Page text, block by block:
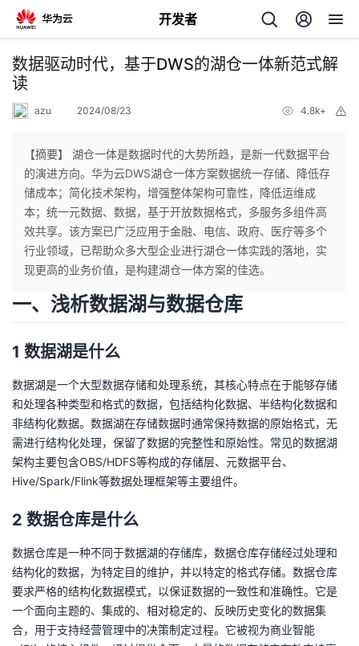
开发者
返
回
个
人
主
我
的
开
发
者
我
的
我
坛
圈
子
的
直
我
的
我
数据驱动时代，基于DWS的湖仓一体新范式解
读
azu 2024/08/23 4.8k+
【摘要】 湖仓一体是数据时代的大势所趋，是新一代数据平台
的演进方向。华为云DWS湖仓一体方案数据统一存储、降低存
储成本；简化技术架构，增强整体架构可靠性，降低运维成
本；统一元数据、数据，基于开放数据格式，多服务多组件高
效共享。该方案已广泛应用于金融、电信、政府、医疗等多个
行业领域，已帮助众多大型企业进行湖仓一体实践的落地，实
现更高的业务价值，是构建湖仓一体方案的佳选。
一、浅析数据湖与数据仓库
1 数据湖是什么
数据湖是一个大型数据存储和处理系统，其核心特点在于能够存储
和处理各种类型和格式的数据，包括结构化数据、半结构化数据和
非结构化数据。数据湖在存储数据时通常保持数据的原始格式，无
需进行结构化处理，保留了数据的完整性和原始性。常见的数据湖
架构主要包含OBS/HDFS等构成的存储层、元数据平台、
Hive/Spark/Flink等数据处理框架等主要组件。
2 数据仓库是什么
数据仓库是一种不同于数据湖的存储库，数据仓库存储经过处理和
结构化的数据，为特定目的维护，并以特定的格式存储。数据仓库
要求严格的结构化数据模式，以保证数据的一致性和准确性。它是
一个面向主题的、集成的、相对稳定的、反映历史变化的数据集
合，用于支持经营管理中的决策制定过程。它被视为商业智能